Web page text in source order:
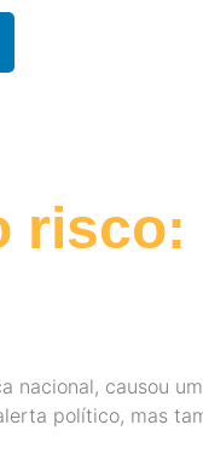
risco:
causou
político, mas